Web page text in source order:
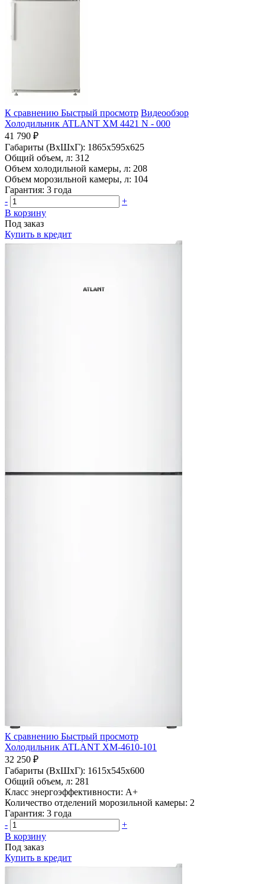
К сравнению Быстрый просмотр Видеообзор
Холодильник ATLANT ХМ 4421 N - 000
41 790 ₽
Габариты (ВхШхГ): 1865x595x625
Общий объем, л: 312
Объем холодильной камеры, л: 208
Объем морозильной камеры, л: 104
Гарантия: 3 года
-
+
В корзину
Под заказ
Купить в кредит
К сравнению Быстрый просмотр
Холодильник ATLANT ХМ-4610-101
32 250 ₽
Габариты (ВхШхГ): 1615x545x600
Общий объем, л: 281
Класс энергоэффективности: A+
Количество отделений морозильной камеры: 2
Гарантия: 3 года
-
+
В корзину
Под заказ
Купить в кредит